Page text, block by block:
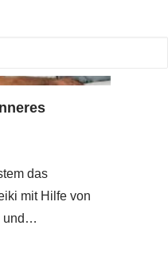
das
mit Hilfe von
und…